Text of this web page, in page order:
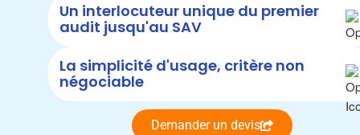
Un interlocuteur unique du premier
audit jusqu'au SAV
La simplicité d'usage, critère non
négociable
Demander un devis